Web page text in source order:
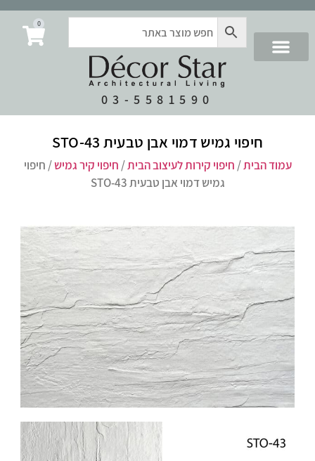
03-5581590
0
חיפוי גמיש דמוי אבן טבעית STO-43
עמוד הבית/ חיפוי קירות לעיצוב הבית/ חיפוי קיר גמיש/ חיפוי
גמיש דמוי אבן טבעית STO-43